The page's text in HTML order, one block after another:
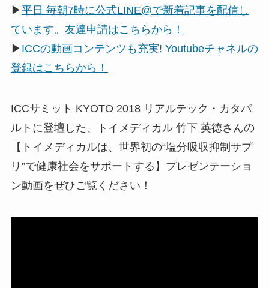
▶平日 毎朝7時に公式LINE@で新着記事を配信し
ています。友達申請はこちらから！
▶ ICCの動画コンテンツも充実! Youtubeチャネルの
登録はこちらから！
ICCサミット KYOTO 2018 リアルテック・カタパ
ルトに登壇した、トイメディカル 竹下 英徳さんの
【トイメディカルは、世界初の“塩分吸収抑制サプ
リ”で健康社会をサポートする】プレゼンテーショ
ン動画をぜひご覧ください！